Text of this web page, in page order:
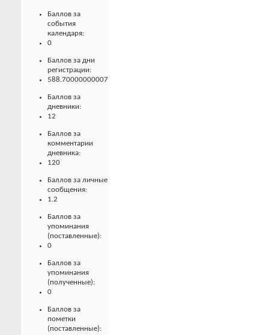
Баллов за
события
календаря:
0
Баллов за дни
регистрации:
588.70000000007
Баллов за
дневники:
12
Баллов за
комментарии
дневника:
120
Баллов за личные
сообщения:
1.2
Баллов за
упоминания
(поставленные):
0
Баллов за
упоминания
(полученные):
0
Баллов за
пометки
(поставленные):